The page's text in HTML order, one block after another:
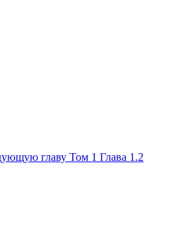
главу Том 1 Глава 1.2